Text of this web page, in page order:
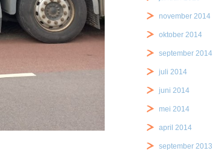
november 2014
oktober 2014
september 2014
juli 2014
juni 2014
mei 2014
april 2014
september 2013